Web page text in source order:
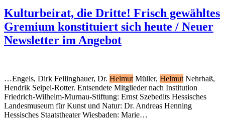
Kulturbeirat, die Dritte! Frisch gewähltes
Gremium konstituiert sich heute / Neuer
Newsletter im Angebot
…Engels, Dirk Fellinghauer, Dr. Helmut Müller, Helmut Nehrbaß,
Hendrik Seipel-Rotter. Entsendete Mitglieder nach Institution
Friedrich-Wilhelm-Murnau-Stiftung: Ernst Szebedits Hessisches
Landesmuseum für Kunst und Natur: Dr. Andreas Henning
Hessisches Staatstheater Wiesbaden: Marie…